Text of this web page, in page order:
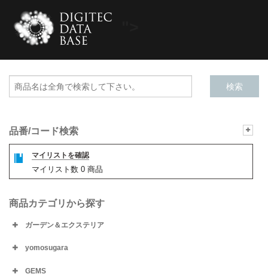
品番/コード検索
マイリストを確認
マイリスト数 0 商品
商品カテゴリから探す
ガーデン＆エクステリア
yomosugara
GEMS